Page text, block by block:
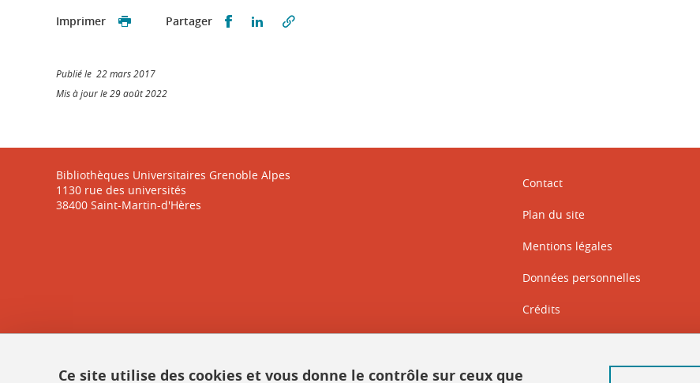
Imprimer Partager Partager sur Facebook
Partager sur LinkedIn
Publié le 22 mars 2017
Mis à jour le 29 août 2022
Bibliothèques Universitaires Grenoble Alpes
1130 rue des universités
38400 Saint-Martin-d'Hères
Contact
Plan du site
Mentions légales
Données personnelles
Crédits
Intranet DGD BAPSO - réseau doc
Ce site utilise des cookies et vous donne le contrôle sur ceux que